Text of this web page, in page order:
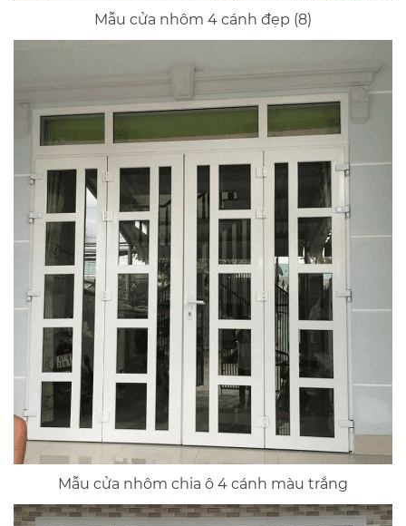
Mẫu cửa nhôm 4 cánh đẹp (8)
Mẫu cửa nhôm chia ô 4 cánh màu trắng